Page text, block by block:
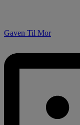
Gaven Til Mor